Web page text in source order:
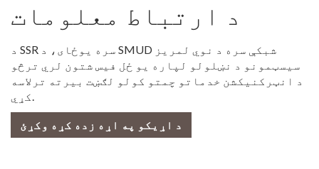
د ارتباط معلومات
د SSR سره یوځای، د SMUD شبکې سره د نوي لمریز
سیسټمونو د نښلولو لپاره یو ځل فیس شتون لري ترڅو
د انټرکنیکشن خدماتو چمتو کولو لګښت بیرته ترلاسه
کړي.
د اړیکو په اړه زده کړه وکړئ